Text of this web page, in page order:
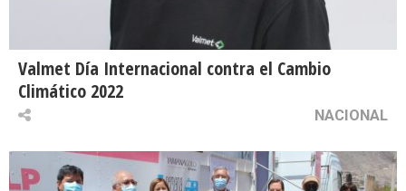
Valmet Día Internacional contra el Cambio
Climático 2022
NACIONAL